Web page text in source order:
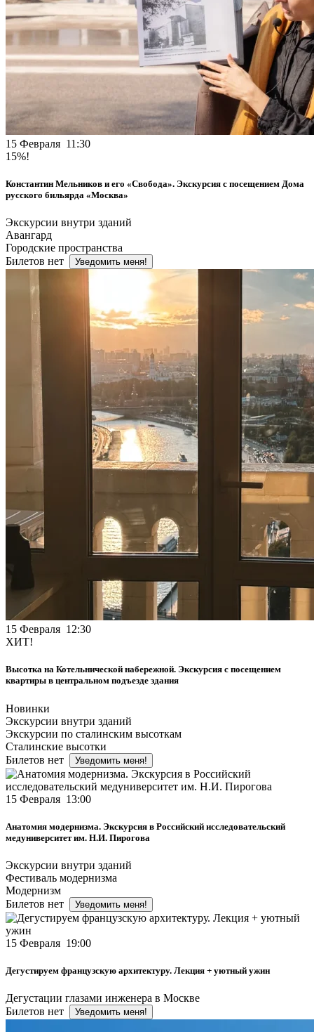
15 Февраля 11:30
15%!
Константин Мельников и его «Свобода». Экскурсия с посещением Дома
русского бильярда «Москва»
Экскурсии внутри зданий
Авангард
Городские пространства
Билетов нет
Уведомить меня!
15 Февраля 12:30
ХИТ!
Высотка на Котельнической набережной. Экскурсия с посещением
квартиры в центральном подъезде здания
Новинки
Экскурсии внутри зданий
Экскурсии по сталинским высоткам
Сталинские высотки
Билетов нет
Уведомить меня!
15 Февраля 13:00
Анатомия модернизма. Экскурсия в Российский исследовательский
медуниверситет им. Н.И. Пирогова
Экскурсии внутри зданий
Фестиваль модернизма
Модернизм
Билетов нет
Уведомить меня!
15 Февраля 19:00
Дегустируем французскую архитектуру. Лекция + уютный ужин
Дегустации глазами инженера в Москве
Билетов нет
Уведомить меня!